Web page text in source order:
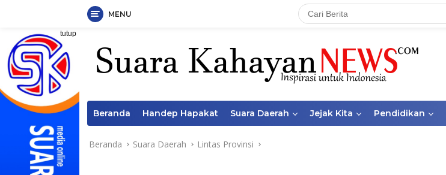
Langsung
konten
MENU
tutup
Beranda Handep Hapakat Suara Daerah Jejak Kita Pendidikan
Beranda Suara Daerah Lintas Provinsi